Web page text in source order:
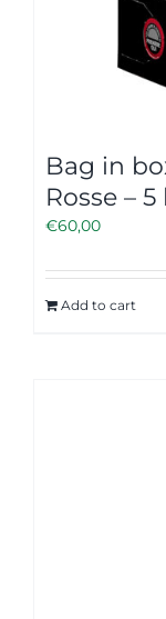
Bag in
Rosse – 5
€60,00
Add to cart